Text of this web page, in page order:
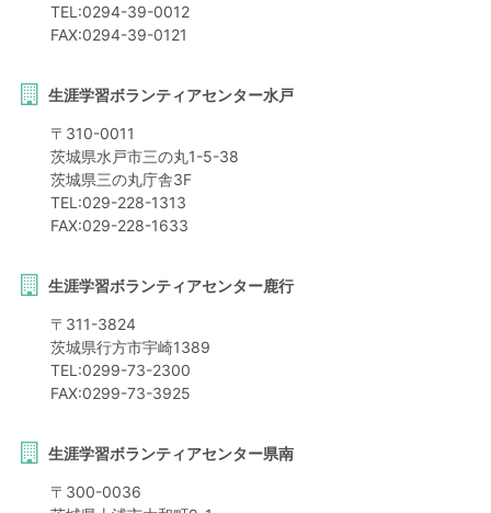
TEL:0294-39-0012
FAX:0294-39-0121
生涯学習ボランティアセンター水戸
〒 310-0011
茨城県水戸市三の丸1-5-38
茨城県三の丸庁舎3F
TEL:029-228-1313
FAX:029-228-1633
生涯学習ボランティアセンター鹿行
〒 311-3824
茨城県行方市宇崎1389
TEL:0299-73-2300
FAX:0299-73-3925
生涯学習ボランティアセンター県南
〒 300-0036